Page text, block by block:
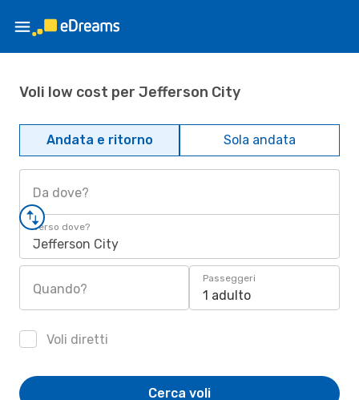
Voli low cost per Jefferson City
Andata e ritorno Sola andata
Da dove?
Verso dove?
Jefferson City
Quando?
Passeggeri
1 adulto
Voli diretti
Cerca voli